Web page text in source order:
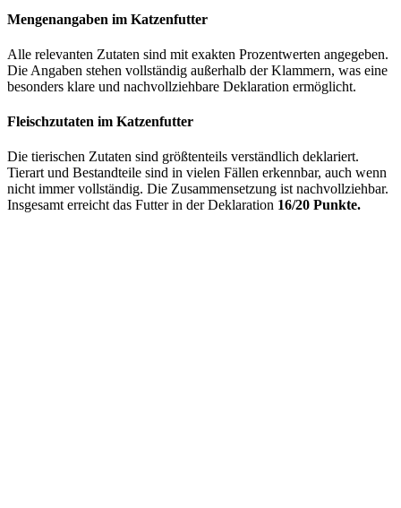
Mengenangaben im Katzenfutter
Alle relevanten Zutaten sind mit exakten Prozentwerten angegeben.
Die Angaben stehen vollständig außerhalb der Klammern, was eine
besonders klare und nachvollziehbare Deklaration ermöglicht.
Fleischzutaten im Katzenfutter
Die tierischen Zutaten sind größtenteils verständlich deklariert.
Tierart und Bestandteile sind in vielen Fällen erkennbar, auch wenn
nicht immer vollständig. Die Zusammensetzung ist nachvollziehbar.
Insgesamt erreicht das Futter in der Deklaration 16/20 Punkte.